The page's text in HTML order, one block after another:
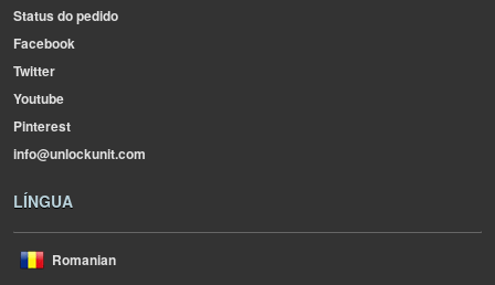
Status do pedido
Facebook
Twitter
Youtube
Pinterest
info@unlockunit.com
LÍNGUA
Romanian